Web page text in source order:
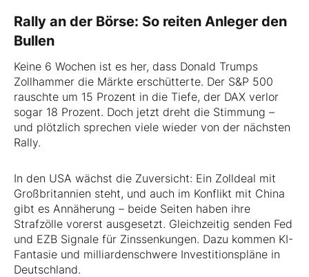
Rally an der Börse: So reiten Anleger den
Bullen
Keine 6 Wochen ist es her, dass Donald Trumps
Zollhammer die Märkte erschütterte. Der S&P 500
rauschte um 15 Prozent in die Tiefe, der DAX verlor
sogar 18 Prozent. Doch jetzt dreht die Stimmung –
und plötzlich sprechen viele wieder von der nächsten
Rally.
In den USA wächst die Zuversicht: Ein Zolldeal mit
Großbritannien steht, und auch im Konflikt mit China
gibt es Annäherung – beide Seiten haben ihre
Strafzölle vorerst ausgesetzt. Gleichzeitig senden Fed
und EZB Signale für Zinssenkungen. Dazu kommen KI-
Fantasie und milliardenschwere Investitionspläne in
Deutschland.